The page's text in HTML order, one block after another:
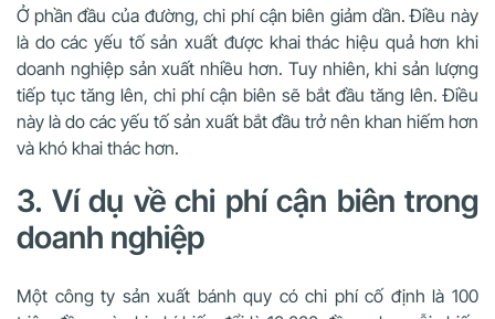
Ở phần đầu của đường, chi phí cận biên giảm dần. Điều này
là do các yếu tố sản xuất được khai thác hiệu quả hơn khi
doanh nghiệp sản xuất nhiều hơn. Tuy nhiên, khi sản lượng
tiếp tục tăng lên, chi phí cận biên sẽ bắt đầu tăng lên. Điều
này là do các yếu tố sản xuất bắt đầu trở nên khan hiếm hơn
và khó khai thác hơn.
3. Ví dụ về chi phí cận biên trong
doanh nghiệp
Một công ty sản xuất bánh quy có chi phí cố định là 100